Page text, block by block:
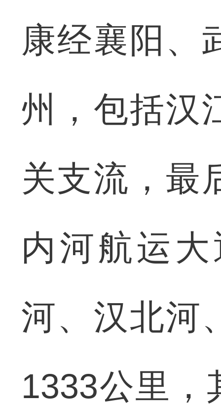
康经襄阳、
州，包括汉
关支流，最
内河航运
河、汉北河
1333公里，